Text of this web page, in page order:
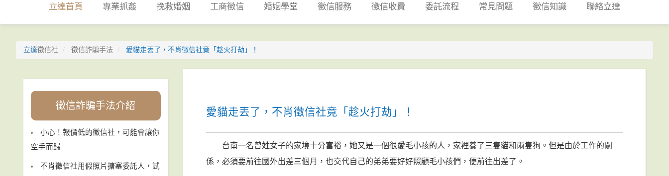
立達首頁 專業抓姦 挽救婚姻 工商徵信 婚姻學堂 徵信服務 徵信收費 委託流程 常見問題 徵信知識 聯絡立達
立達徵信社 徵信詐騙手法 愛貓走丟了，不肖徵信社竟「趁火打劫」！
愛貓走丟了，不肖徵信社竟「趁火打劫」！
台南一名曾姓女子的家境十分富裕，她又是一個很愛毛小孩的人，家裡養了三隻貓和兩隻狗。但是由於工作的關
係，必須要前往國外出差三個月，也交代自己的弟弟要好好照顧毛小孩們，便前往出差了。
徵信詐騙手法介紹
小心！報價低的徵信社，可能會讓你
空手而歸
不肖徵信社用假照片搪塞委託人，試